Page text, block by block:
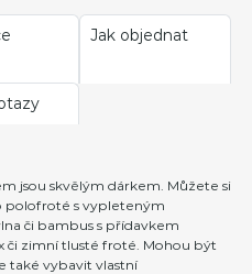
Jak objednat
jsou skvělým dárkem. Můžete si
polofroté s vypleteným
či bambus s přídavkem
či zimní tlusté froté. Mohou být
také vybavit vlastní